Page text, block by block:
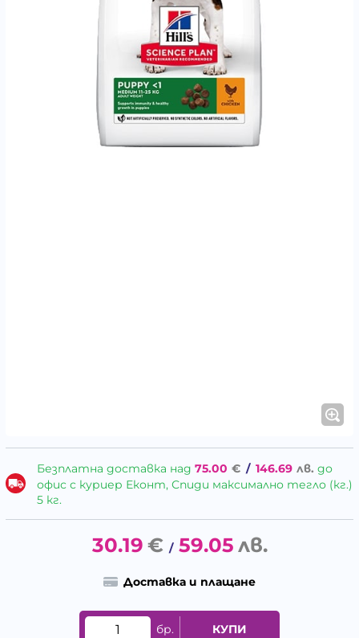
Безплатна доставка над 75.00 € / 146.69 лв. до
офис с куриер Еконт, Спиди максимално тегло (кг.)
5 кг.
30.19 € / 59.05 лв.
Доставка и плащане
бр. КУПИ